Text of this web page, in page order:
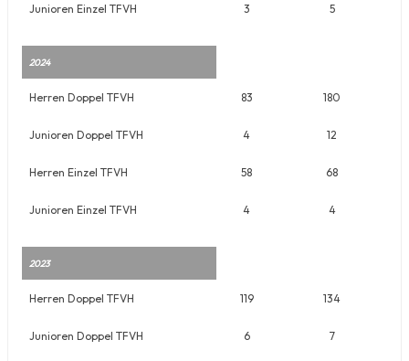
Junioren Einzel TFVH 3 5
2024
Herren Doppel TFVH 83 180
Junioren Doppel TFVH 4 12
Herren Einzel TFVH 58 68
Junioren Einzel TFVH 4 4
2023
Herren Doppel TFVH 119 134
Junioren Doppel TFVH 6 7